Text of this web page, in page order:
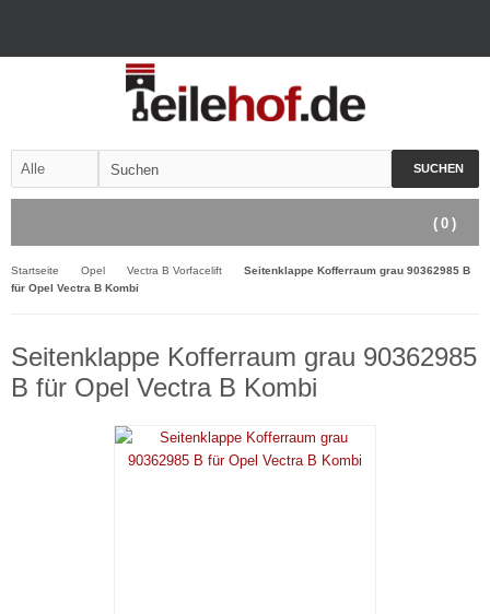
SUCHEN
( 0 )
Startseite Opel Vectra B Vorfacelift
Seitenklappe Kofferraum grau 90362985 B
für Opel Vectra B Kombi
Seitenklappe Kofferraum grau 90362985
B für Opel Vectra B Kombi